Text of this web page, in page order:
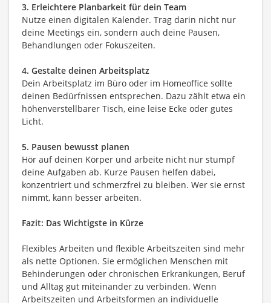
3. Erleichtere Planbarkeit für dein Team
Nutze einen digitalen Kalender. Trag darin nicht nur
deine Meetings ein, sondern auch deine Pausen,
Behandlungen oder Fokuszeiten.
4. Gestalte deinen Arbeitsplatz
Dein Arbeitsplatz im Büro oder im Homeoffice sollte
deinen Bedürfnissen entsprechen. Dazu zählt etwa ein
höhenverstellbarer Tisch, eine leise Ecke oder gutes
Licht.
5. Pausen bewusst planen
Hör auf deinen Körper und arbeite nicht nur stumpf
deine Aufgaben ab. Kurze Pausen helfen dabei,
konzentriert und schmerzfrei zu bleiben. Wer sie ernst
nimmt, kann besser arbeiten.
Fazit: Das Wichtigste in Kürze
Flexibles Arbeiten und flexible Arbeitszeiten sind mehr
als nette Optionen. Sie ermöglichen Menschen mit
Behinderungen oder chronischen Erkrankungen, Beruf
und Alltag gut miteinander zu verbinden. Wenn
Arbeitszeiten und Arbeitsformen an individuelle